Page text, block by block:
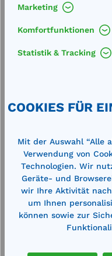
Mobile PEHD-
Marketing
Komfortfunktionen
Statistik & Tracking
COOKIES FÜR
Mit der Auswahl “Alle
Verwendung von
Technologien. Wir
Geräte- und
wir Ihre Aktivität
um Ihnen
können sowie zur